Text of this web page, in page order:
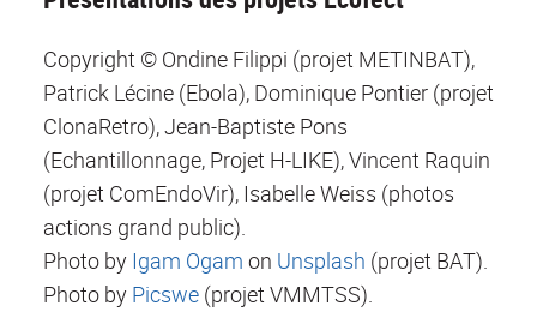
Copyright © Ondine Filippi (projet METINBAT),
Patrick Lécine (Ebola), Dominique Pontier (projet
ClonaRetro), Jean-Baptiste Pons
(Echantillonnage, Projet H-LIKE), Vincent Raquin
(projet ComEndoVir), Isabelle Weiss (photos
actions grand public).
Photo by Igam Ogam on Unsplash (projet BAT).
Photo by Picswe (projet VMMTSS).